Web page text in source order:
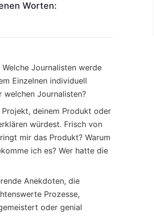
Worten:
Welche Journalisten werde
Einzelnen individuell
welchen Journalisten?
deinem Produkt oder
würdest. Frisch von
mir das Produkt? Warum
ich es? Wer hatte die
Anekdoten, die
Prozesse,
oder genial